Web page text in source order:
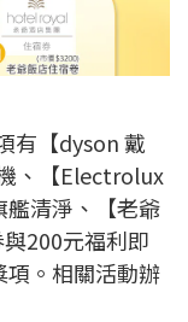
有【dyson 戴
、【Electrolux
艦清淨、【老爺
200元福利即
。相關活動辦